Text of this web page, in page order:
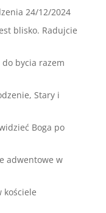
24/12/2024
blisko. Radujcie
bycia razem
Stary i
Boga po
adwentowe w
kościele